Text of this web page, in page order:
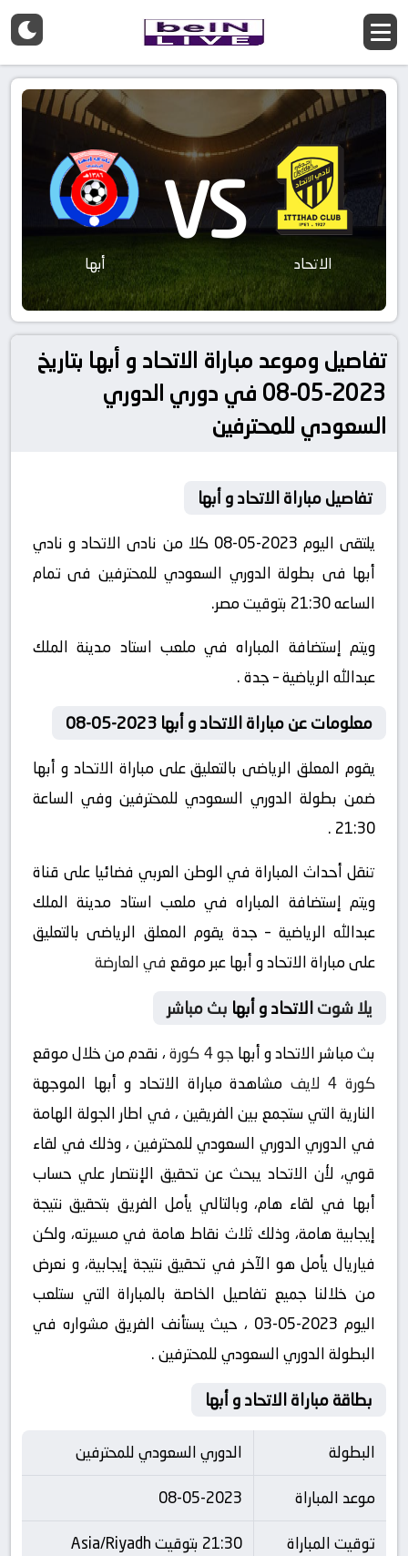
الاتحاد VS أبها
تفاصيل وموعد مباراة الاتحاد و أبها بتاريخ
2023-05-08 في دوري الدوري
السعودي للمحترفين
تفاصيل مباراة الاتحاد و أبها
يلتقى اليوم 2023-05-08 كلا من نادى الاتحاد و نادي
أبها فى بطولة الدوري السعودي للمحترفين فى تمام
الساعه 21:30 بتوقيت مصر.
ويتم إستضافة المباراه في ملعب استاد مدينة الملك
عبدالله الرياضية – جدة .
معلومات عن مباراة الاتحاد و أبها 2023-05-08
يقوم المعلق الرياضى بالتعليق على مباراة الاتحاد و أبها
ضمن بطولة الدوري السعودي للمحترفين وفي الساعة
21:30 .
تنقل أحداث المباراة في الوطن العربي فضائيا على قناة
ويتم إستضافة المباراه في ملعب استاد مدينة الملك
عبدالله الرياضية – جدة يقوم المعلق الرياضى بالتعليق
على مباراة الاتحاد و أبها عبر موقعفي العارضة
يلا شوتالاتحاد و أبها بث مباشر
بث مباشر الاتحاد و أبها جو 4 كورة
، نقدم من خلال موقع
كورة 4 لايف
مشاهدة مباراة الاتحاد و أبها الموجهة
النارية التي ستجمع بين الفريقين ، في اطار الجولة الهامة
في الدوري الدوري السعودي للمحترفين ، وذلك في لقاء
قوي، لأن الاتحاد يبحث عن تحقيق الإنتصار علي حساب
أبها في لقاء هام، وبالتالي يأمل الفريق بتحقيق نتيجة
إيجابية هامة، وذلك ثلاث نقاط هامة في مسيرته، ولكن
فياريال يأمل هو الآخر في تحقيق نتيجة إيجابية، و نعرض
من خلالنا جميع تفاصيل الخاصة بالمباراة التي ستلعب
اليوم 2023-05-03 ، حيث يستأنف الفريق مشواره في
البطولة الدوري السعودي للمحترفين .
بطاقة مباراة الاتحاد و أبها
البطولة
الدوري السعودي للمحترفين
موعد المباراة
08-05-2023
توقيت المباراة
21:30 بتوقيت Asia/Riyadh